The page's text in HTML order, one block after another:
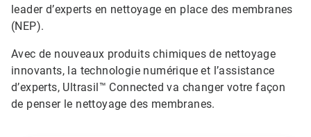
leader d’experts en nettoyage en place des membranes
(NEP).
Avec de nouveaux produits chimiques de nettoyage
innovants, la technologie numérique et l’assistance
d’experts, Ultrasil™ Connected va changer votre façon
de penser le nettoyage des membranes.